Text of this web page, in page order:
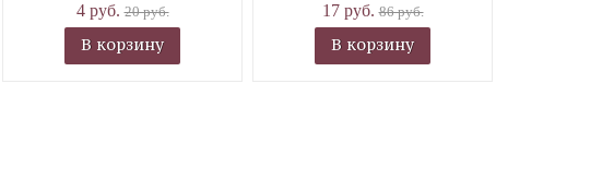
4 руб.20 руб.
В корзину
17 руб.86 руб.
В корзину